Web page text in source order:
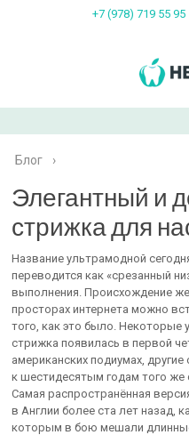
+7 (978) 719 55 95
Блог ›
Элегантный и
стрижка для
Название ультрамодной
переводится как «срезанный
выполнения. Происхождение
просторах интернета можно
того, как это было. Некоторые
стрижка появилась в первой
американских подиумах,
к шестидесятым годам того же
Самая распространённая
в Англии более ста лет назад,
которым в бою мешали